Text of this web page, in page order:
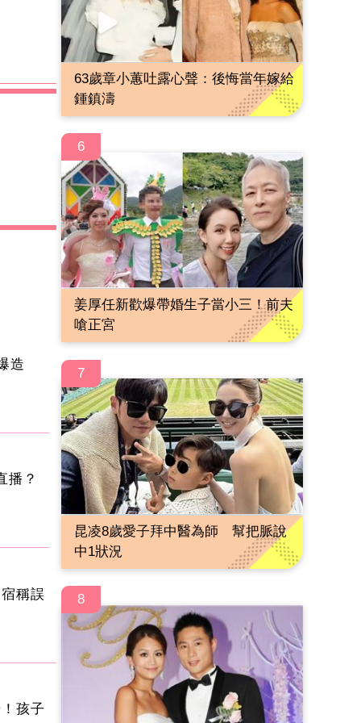
造
播？
稱誤
孩子
63歲章小蕙吐露心聲：後悔當年嫁給
鍾鎮濤
6
姜厚任新歡爆帶婚生子當小三！前夫
嗆正宮
7
昆凌8歲愛子拜中醫為師 幫把脈說
中1狀況
8